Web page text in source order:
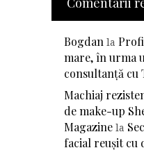
Bogdan la
mare, în urma
consultanță cu
Machiaj
de make-up
Magazine la
facial reușit cu